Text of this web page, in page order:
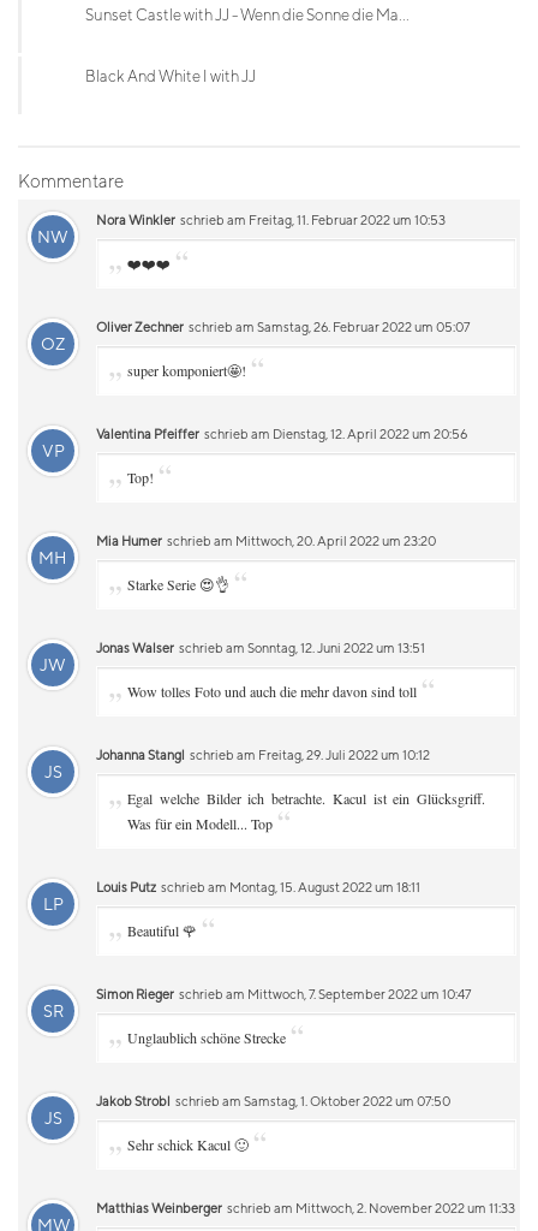
Sunset Castle with JJ - Wenn die Sonne die Ma...
Black And White I with JJ
Kommentare
NW
Nora Winkler schrieb am Freitag, 11. Februar 2022 um 10:53
„ ❤️❤️❤️ “
OZ
Oliver Zechner schrieb am Samstag, 26. Februar 2022 um 05:07
„ super komponiert🤩! “
VP
Valentina Pfeiffer schrieb am Dienstag, 12. April 2022 um 20:56
„ Top! “
MH
Mia Humer schrieb am Mittwoch, 20. April 2022 um 23:20
„ Starke Serie 😍👌 “
JW
Jonas Walser schrieb am Sonntag, 12. Juni 2022 um 13:51
„ Wow tolles Foto und auch die mehr davon sind toll “
JS
Johanna Stangl schrieb am Freitag, 29. Juli 2022 um 10:12
„ Egal welche Bilder ich betrachte. Kacul ist ein Glücksgriff.
Was für ein Modell... Top “
LP
Louis Putz schrieb am Montag, 15. August 2022 um 18:11
„ Beautiful 🌹 “
SR
Simon Rieger schrieb am Mittwoch, 7. September 2022 um 10:47
„ Unglaublich schöne Strecke “
JS
Jakob Strobl schrieb am Samstag, 1. Oktober 2022 um 07:50
„ Sehr schick Kacul 🙂 “
MW
Matthias Weinberger schrieb am Mittwoch, 2. November 2022 um 11:33